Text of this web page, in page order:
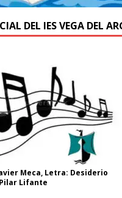
DEL IES VEGA DEL
Meca, Letra: Desiderio
Lifante